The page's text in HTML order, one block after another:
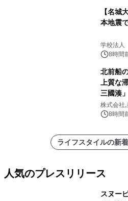
【名城
本地震
学校法
8時間
北前船
上質な
三國湊
株式会社
8時間
ライフスタイルの新
人気のプレスリリース
スヌー